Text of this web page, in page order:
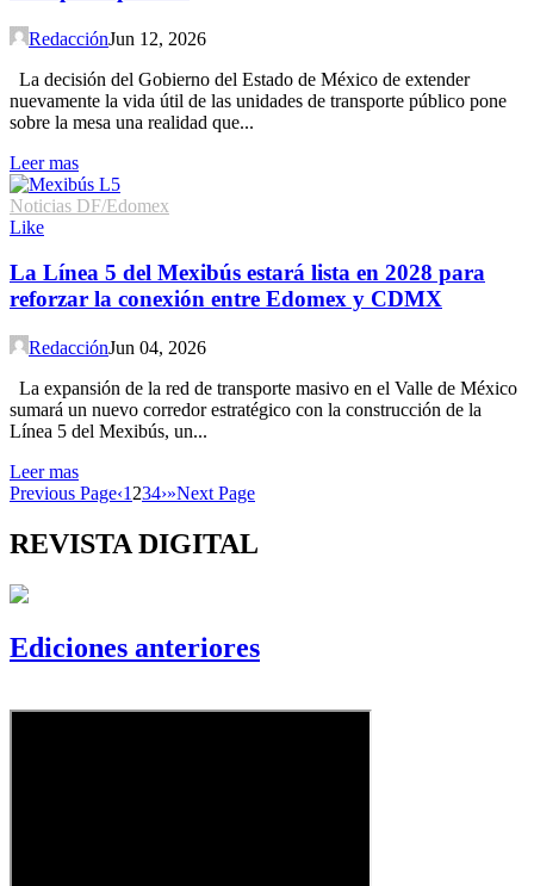
RedacciónJun 12, 2026
La decisión del Gobierno del Estado de México de extender
nuevamente la vida útil de las unidades de transporte público pone
sobre la mesa una realidad que...
Leer mas
Noticias DF/Edomex
Like
La Línea 5 del Mexibús estará lista en 2028 para
reforzar la conexión entre Edomex y CDMX
RedacciónJun 04, 2026
La expansión de la red de transporte masivo en el Valle de México
sumará un nuevo corredor estratégico con la construcción de la
Línea 5 del Mexibús, un...
Leer mas
Previous Page‹1 234›»Next Page
REVISTA DIGITAL
Ediciones anteriores